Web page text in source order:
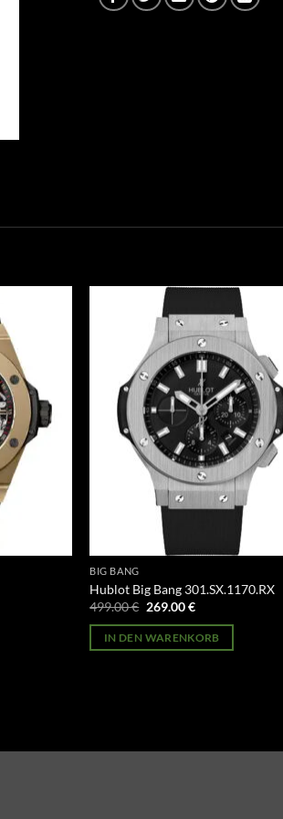
BIG BANG
Hublot Big Bang 301.SX.1170.RX
499.00€ Ursprünglicher
war:
499.00 €
269.00€Aktueller
ist:
269.00 €.
IN DEN WARENKORB